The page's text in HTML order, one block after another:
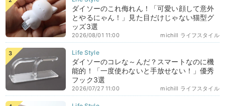
ダイソーのこれ侮れん！「可愛い顔して意外
とやるにゃん！」見た目だけじゃない猫型グ
ッズ3選
michill ライフスタイル
2026/08/01 11:00
ダイソーのコレな～んだ？スマートなのに機
能的！「一度使わないと手放せない！」優秀
フック3選
michill ライフスタイル
2026/07/27 11:00